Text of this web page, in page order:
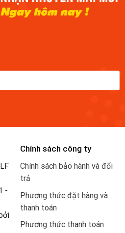
-
Chính sách công ty
Chính sách bảo hành và đổi
trả
Phương thức đặt hàng và
thanh toán
Phương thức thanh toán